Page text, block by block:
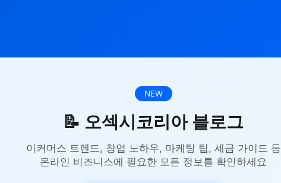
NEW
📝 오섹시코리아 블로그
이커머스 트렌드, 창업 노하우, 마케팅 팁, 세금 가이드 등
온라인 비즈니스에 필요한 모든 정보를 확인하세요